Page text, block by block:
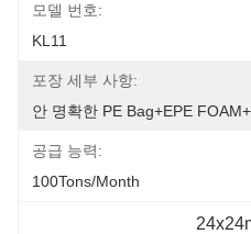
모델 번호:
KL11
포장 세부 사항:
안 명확한 PE Bag+EPE
공급 능력:
100Tons/Month